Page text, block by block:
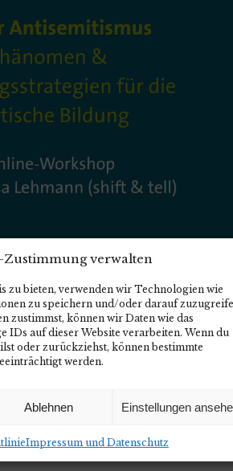
Zustimmung verwalten
zu bieten, verwenden wir Technologien wie
zu speichern und/oder darauf
zustimmst, können wir Daten wie das
IDs auf dieser Website verarbeiten. Wenn du
oder zurückziehst, können bestimmte
werden.
Ablehnen Einstellungen
Impressum und Datenschutz
Gegen
für